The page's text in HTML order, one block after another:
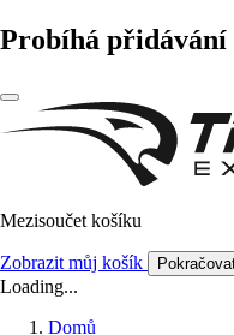
Probíhá přidávání
Mezisoučet košíku
Zobrazit můj košík
Loading...
Domů